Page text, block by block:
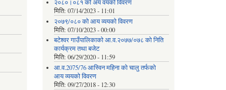
२०८०।०८१ को अय वयको विवरण
मिति:07/14/2023 - 11:01
२०७९/०८० को आय व्ययको विवरण
मिति:07/10/2023 - 00:00
बटेश्वर गाउँपालिकाको आ.व.२०७७/०७८ को निति
कार्यक्रम तथा बजेट
मिति:06/29/2020 - 11:59
आ.व.2075/76 आस्विन महिना को चालु तर्फको
आय व्ययको विवरण
मिति:09/27/2018 - 12:30